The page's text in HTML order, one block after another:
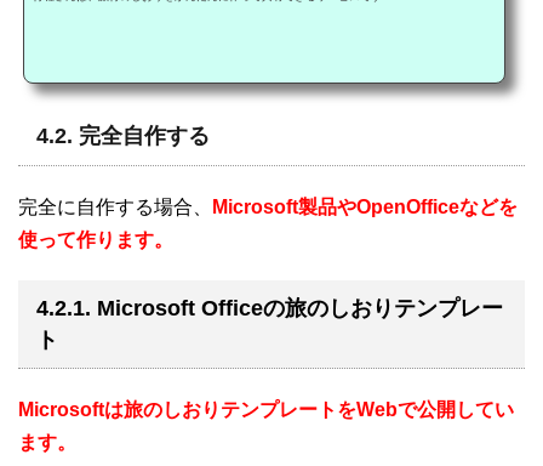
4.2. 完全自作する
完全に自作する場合、
Microsoft製品やOpenOfficeなどを
使って作ります。
4.2.1. Microsoft Officeの旅のしおりテンプレー
ト
Microsoftは旅のしおりテンプレートをWebで公開してい
ます。